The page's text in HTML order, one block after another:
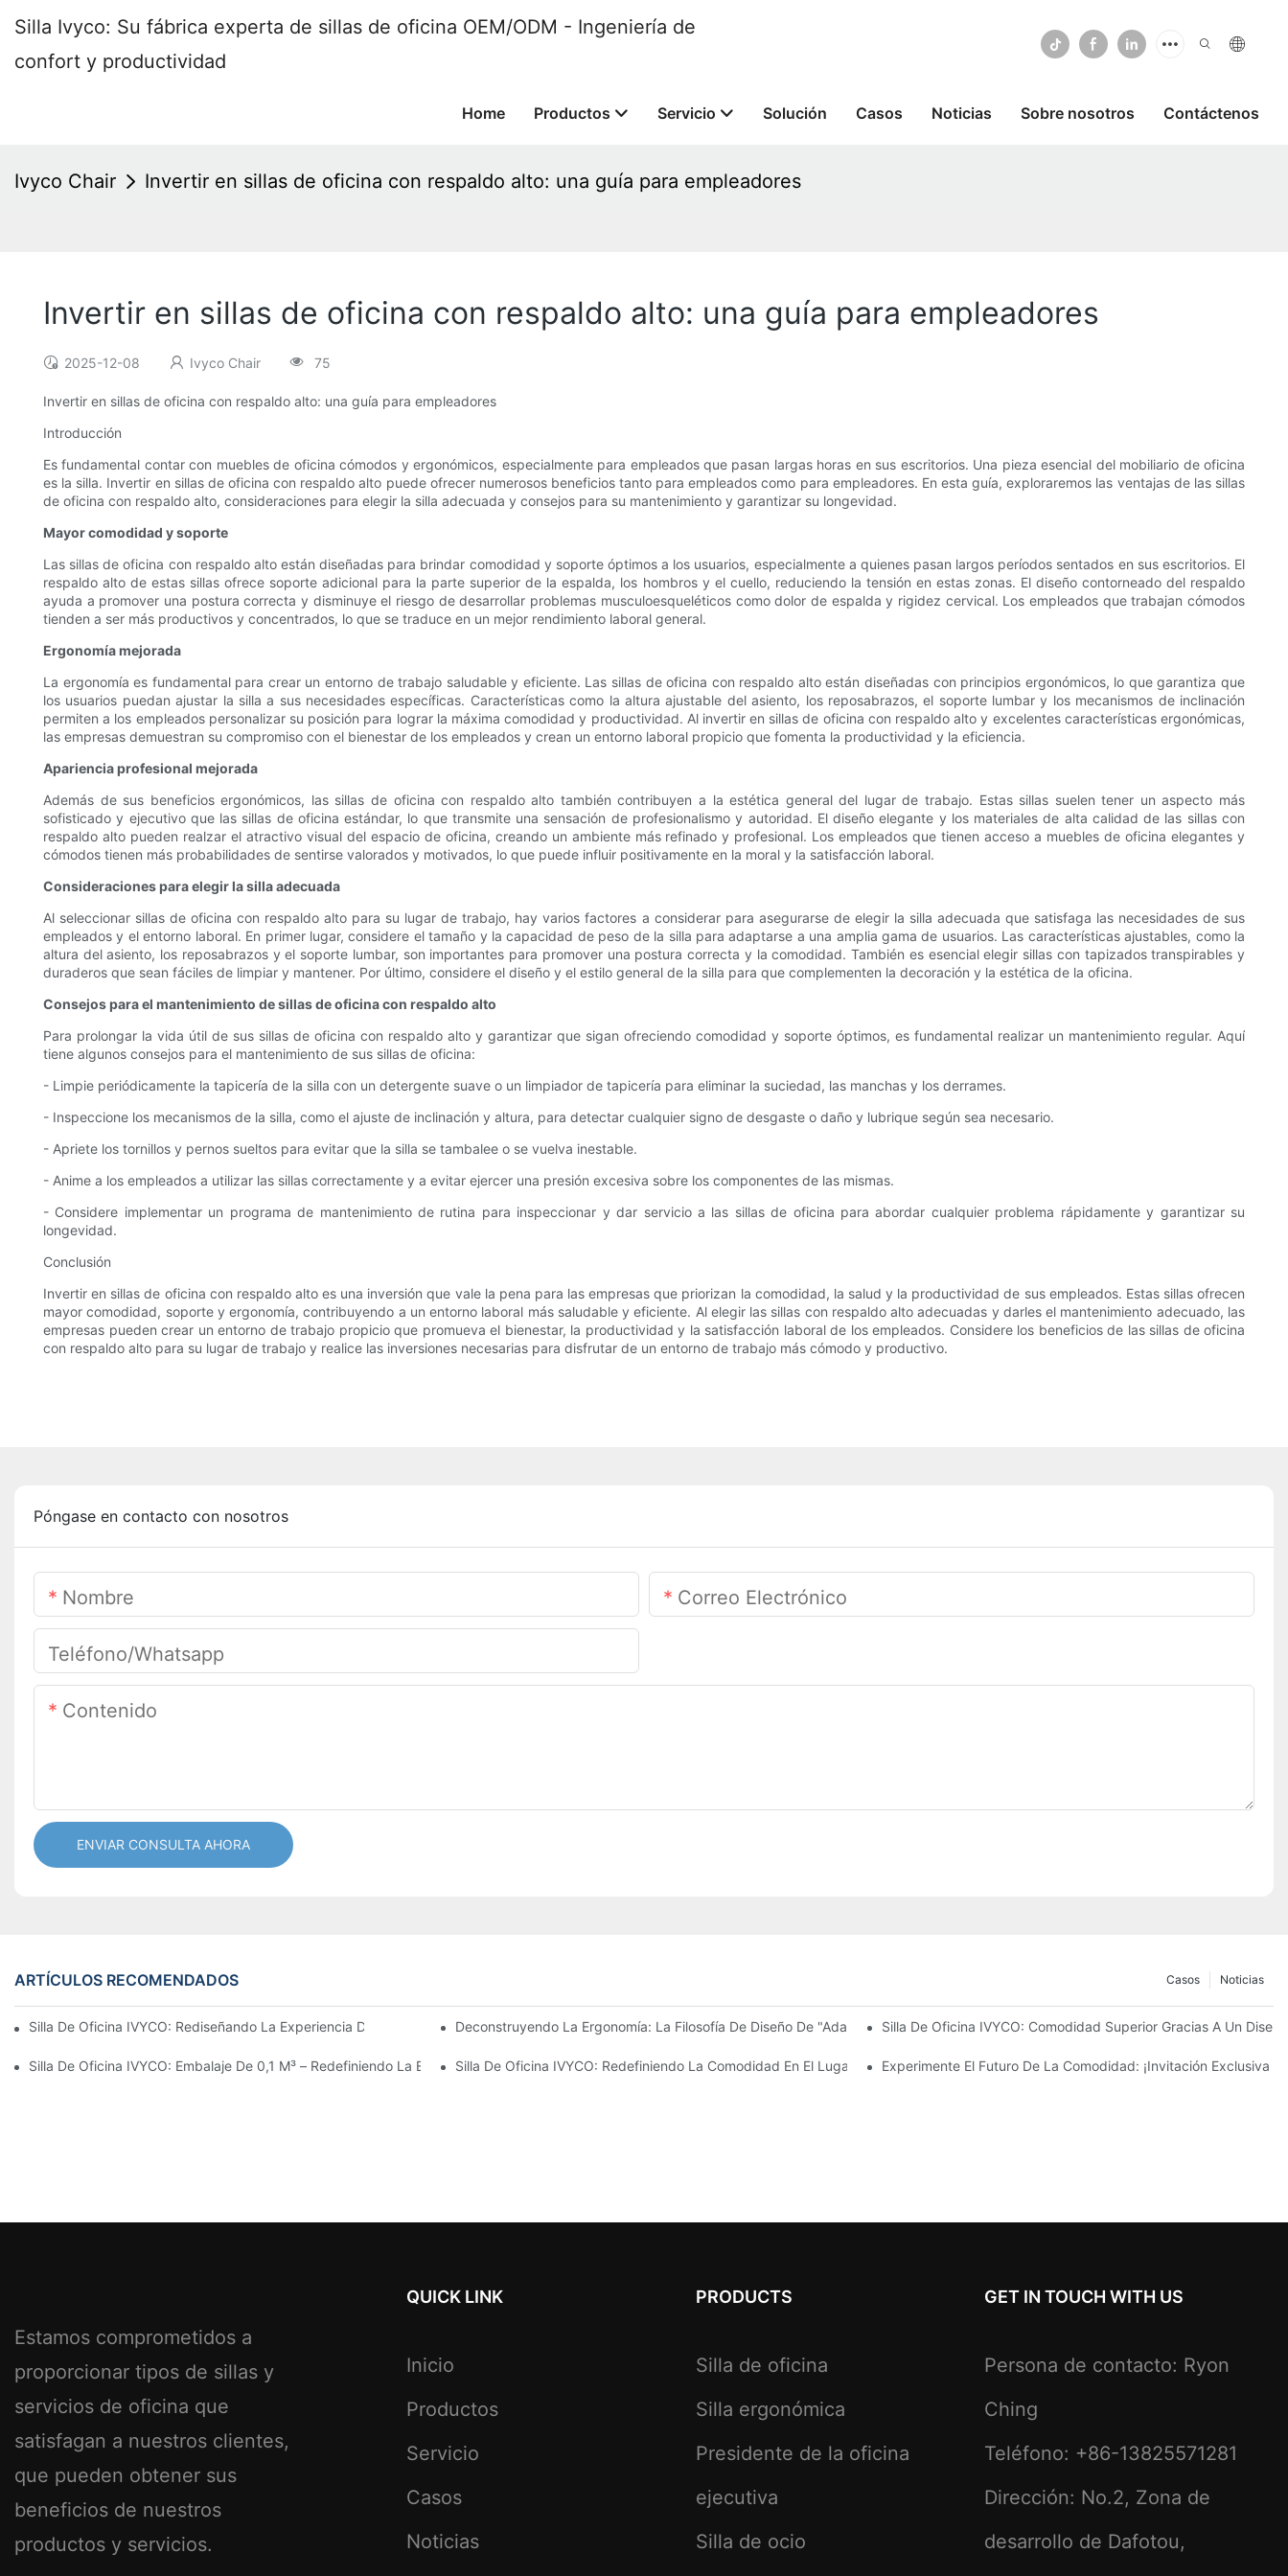
Silla Ivyco: Su fábrica experta de sillas de oficina OEM/ODM - Ingeniería de
confort y productividad
Home Productos Servicio Solución Casos Noticias Sobre nosotros Contáctenos
Ivyco Chair Invertir en sillas de oficina con respaldo alto: una guía para empleadores
Invertir en sillas de oficina con respaldo alto: una guía para empleadores
2025-12-08 Ivyco Chair 75
Invertir en sillas de oficina con respaldo alto: una guía para empleadores
Introducción
Es fundamental contar con muebles de oficina cómodos y ergonómicos, especialmente para empleados que pasan largas horas en sus escritorios. Una pieza esencial del mobiliario de oficina
es la silla. Invertir en sillas de oficina con respaldo alto puede ofrecer numerosos beneficios tanto para empleados como para empleadores. En esta guía, exploraremos las ventajas de las sillas
de oficina con respaldo alto, consideraciones para elegir la silla adecuada y consejos para su mantenimiento y garantizar su longevidad.
Mayor comodidad y soporte
Las sillas de oficina con respaldo alto están diseñadas para brindar comodidad y soporte óptimos a los usuarios, especialmente a quienes pasan largos períodos sentados en sus escritorios. El
respaldo alto de estas sillas ofrece soporte adicional para la parte superior de la espalda, los hombros y el cuello, reduciendo la tensión en estas zonas. El diseño contorneado del respaldo
ayuda a promover una postura correcta y disminuye el riesgo de desarrollar problemas musculoesqueléticos como dolor de espalda y rigidez cervical. Los empleados que trabajan cómodos
tienden a ser más productivos y concentrados, lo que se traduce en un mejor rendimiento laboral general.
Ergonomía mejorada
La ergonomía es fundamental para crear un entorno de trabajo saludable y eficiente. Las sillas de oficina con respaldo alto están diseñadas con principios ergonómicos, lo que garantiza que
los usuarios puedan ajustar la silla a sus necesidades específicas. Características como la altura ajustable del asiento, los reposabrazos, el soporte lumbar y los mecanismos de inclinación
permiten a los empleados personalizar su posición para lograr la máxima comodidad y productividad. Al invertir en sillas de oficina con respaldo alto y excelentes características ergonómicas,
las empresas demuestran su compromiso con el bienestar de los empleados y crean un entorno laboral propicio que fomenta la productividad y la eficiencia.
Apariencia profesional mejorada
Además de sus beneficios ergonómicos, las sillas de oficina con respaldo alto también contribuyen a la estética general del lugar de trabajo. Estas sillas suelen tener un aspecto más
sofisticado y ejecutivo que las sillas de oficina estándar, lo que transmite una sensación de profesionalismo y autoridad. El diseño elegante y los materiales de alta calidad de las sillas con
respaldo alto pueden realzar el atractivo visual del espacio de oficina, creando un ambiente más refinado y profesional. Los empleados que tienen acceso a muebles de oficina elegantes y
cómodos tienen más probabilidades de sentirse valorados y motivados, lo que puede influir positivamente en la moral y la satisfacción laboral.
Consideraciones para elegir la silla adecuada
Al seleccionar sillas de oficina con respaldo alto para su lugar de trabajo, hay varios factores a considerar para asegurarse de elegir la silla adecuada que satisfaga las necesidades de sus
empleados y el entorno laboral. En primer lugar, considere el tamaño y la capacidad de peso de la silla para adaptarse a una amplia gama de usuarios. Las características ajustables, como la
altura del asiento, los reposabrazos y el soporte lumbar, son importantes para promover una postura correcta y la comodidad. También es esencial elegir sillas con tapizados transpirables y
duraderos que sean fáciles de limpiar y mantener. Por último, considere el diseño y el estilo general de la silla para que complementen la decoración y la estética de la oficina.
Consejos para el mantenimiento de sillas de oficina con respaldo alto
Para prolongar la vida útil de sus sillas de oficina con respaldo alto y garantizar que sigan ofreciendo comodidad y soporte óptimos, es fundamental realizar un mantenimiento regular. Aquí
tiene algunos consejos para el mantenimiento de sus sillas de oficina:
- Limpie periódicamente la tapicería de la silla con un detergente suave o un limpiador de tapicería para eliminar la suciedad, las manchas y los derrames.
- Inspeccione los mecanismos de la silla, como el ajuste de inclinación y altura, para detectar cualquier signo de desgaste o daño y lubrique según sea necesario.
- Apriete los tornillos y pernos sueltos para evitar que la silla se tambalee o se vuelva inestable.
- Anime a los empleados a utilizar las sillas correctamente y a evitar ejercer una presión excesiva sobre los componentes de las mismas.
- Considere implementar un programa de mantenimiento de rutina para inspeccionar y dar servicio a las sillas de oficina para abordar cualquier problema rápidamente y garantizar su
longevidad.
Conclusión
Invertir en sillas de oficina con respaldo alto es una inversión que vale la pena para las empresas que priorizan la comodidad, la salud y la productividad de sus empleados. Estas sillas ofrecen
mayor comodidad, soporte y ergonomía, contribuyendo a un entorno laboral más saludable y eficiente. Al elegir las sillas con respaldo alto adecuadas y darles el mantenimiento adecuado, las
empresas pueden crear un entorno de trabajo propicio que promueva el bienestar, la productividad y la satisfacción laboral de los empleados. Considere los beneficios de las sillas de oficina
con respaldo alto para su lugar de trabajo y realice las inversiones necesarias para disfrutar de un entorno de trabajo más cómodo y productivo.
Póngase en contacto con nosotros
Nombre Correo Electrónico
Teléfono/whatsapp
Contenido
ENVIAR CONSULTA AHORA
ARTÍCULOS RECOMENDADOS Noticias
Casos
Silla De Oficina IVYCO: Rediseñando La Experiencia De Oficina Cómoda Con Ajustes Centrados En El Usuario.Deconstruyendo La Ergonomía: La Filosofía De Diseño De "adaptación A Todas Las Dimensiones" Detrás De La Silla De Oficina
Silla De Oficina IVYCO: Comodidad Superior Gracias A Un
Silla De Oficina IVYCO: Embalaje De 0,1 M³ – Redefiniendo La Economía Del Transporte De Sillas De Oficina.Silla De Oficina IVYCO: Redefiniendo La Comodidad En El Lugar De Trabajo Con Un Diseño Centrado En El Usuario.
Experimente El Futuro De La Comodidad: ¡Invitación Exclusiva
Estamos comprometidos a
proporcionar tipos de sillas y
servicios de oficina que
satisfagan a nuestros clientes,
que pueden obtener sus
beneficios de nuestros
productos y servicios.
QUICK LINK
Inicio
Productos
Servicio
Casos
Noticias
PRODUCTS
Silla de oficina
Silla ergonómica
Presidente de la oficina
ejecutiva
Silla de ocio
GET IN TOUCH WITH US
Persona de contacto: Ryon
Ching
Teléfono: +86-13825571281
Dirección: No.2, Zona de
desarrollo de Dafotou,